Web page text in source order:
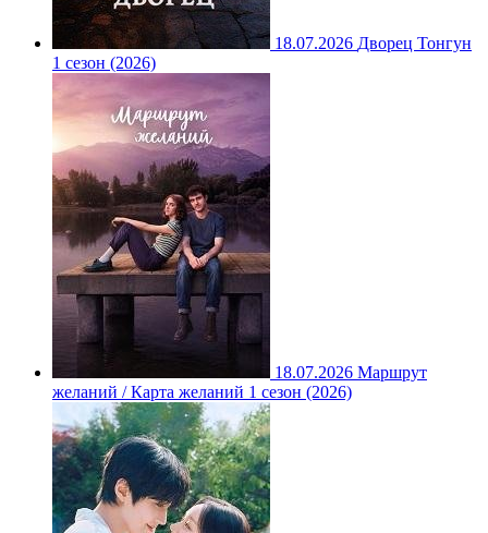
18.07.2026 Дворец Тонгун
1 сезон (2026)
18.07.2026 Маршрут
желаний / Карта желаний 1 сезон (2026)